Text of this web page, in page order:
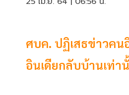
ศบค. ปฏิเสธข่าวคน
อินเดียกลับบ้านเท่า